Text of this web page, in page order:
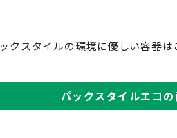
クスタイルの環境に優しい容器
パックスタイルエコ